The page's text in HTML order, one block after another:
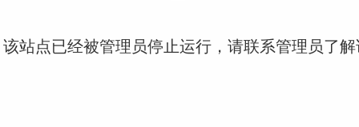
站点已经被管理员停止运行，请联系管理员了